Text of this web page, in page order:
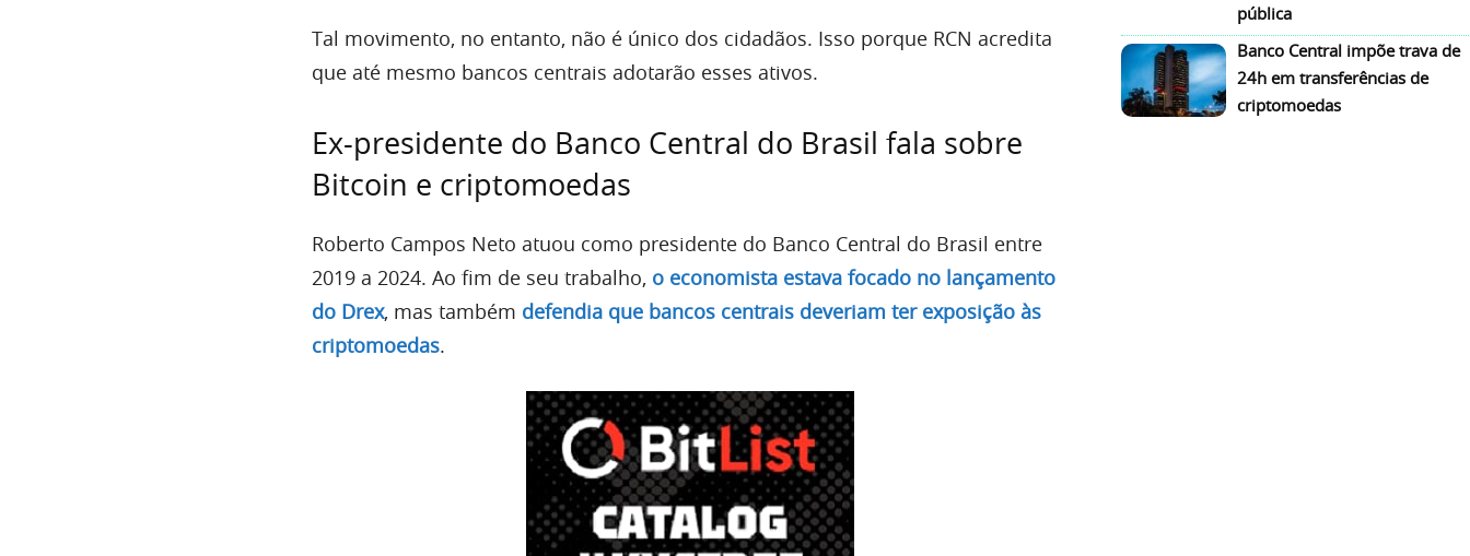
Tal movimento, no entanto, não é único dos cidadãos. Isso porque RCN acredita
que até mesmo bancos centrais adotarão esses ativos.
Ex-presidente do Banco Central do Brasil fala sobre
Bitcoin e criptomoedas
Roberto Campos Neto atuou como presidente do Banco Central do Brasil entre
2019 a 2024. Ao fim de seu trabalho, o economista estava focado no lançamento
do Drex, mas também defendia que bancos centrais deveriam ter exposição às
criptomoedas.
pública
Banco Central impõe trava de
24h em transferências de
criptomoedas